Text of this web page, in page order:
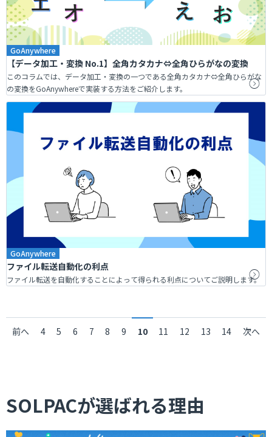
GoAnywhere
【データ加工・変換 No.1】全角カタカナ⇔全角ひらがなの変換
このコラムでは、データ加工・変換の一つである全角カタカナ⇔全角ひらがな
の変換をGoAnywhereで実装する方法をご紹介します。
GoAnywhere
ファイル転送自動化の利点
ファイル転送を自動化することによって得られる利点についてご説明します。
前へ 4 5 6 7 8 9 10 11 12 13 14 次へ
SOLPACが選ばれる理由